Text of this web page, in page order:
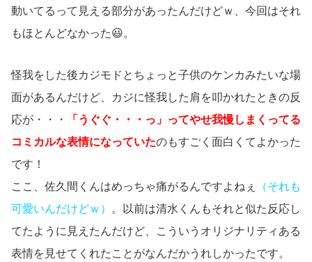
動いてるって見える部分があったんだけどｗ、今回はそれ
もほとんどなかった😃。
怪我をした後カジモドとちょっと子供のケンカみたいな場
面があるんだけど、カジに怪我した肩を叩かれたときの反
応が・・・
「うぐぐ・・・っ」ってやせ我慢しまくってる
コミカルな表情になっていたのもすごく面白くてよかった
です！
ここ、佐久間くんはめっちゃ痛がるんですよねぇ
（それも
可愛いんだけどｗ）
。以前は清水くんもそれと似た反応し
てたように見えたんだけど、こういうオリジナリティある
表情を見せてくれたことがなんだかうれしかったです。